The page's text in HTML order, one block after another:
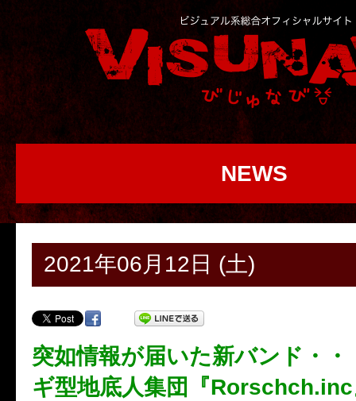
NEWS
2021年06月12日 (土)
突如情報が届いた新バンド・・
ギ型地底人集団『